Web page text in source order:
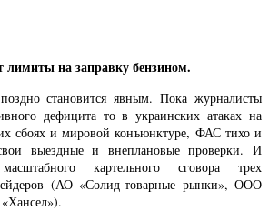
на заправку бензином.
становится явным. Пока журналисты
дефицита то в украинских атаках на
сбоях и мировой конъюнктуре, ФАС тихо и
выездные и внеплановые проверки. И
картельного сговора трех
(АО «Солид-товарные рынки», ООО